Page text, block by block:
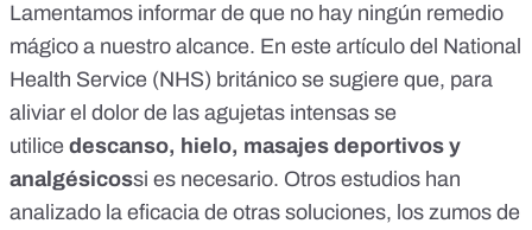
Lamentamos informar de que no hay ningún remedio
mágico a nuestro alcance. En este artículo del National
Health Service (NHS) británico se sugiere que, para
aliviar el dolor de las agujetas intensas se
utilice descanso, hielo, masajes deportivos y
analgésicossi es necesario. Otros estudios han
analizado la eficacia de otras soluciones, los zumos de